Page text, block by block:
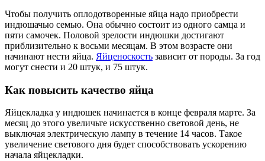
Чтобы получить оплодотворенные яйца надо приобрести
индюшачью семью. Она обычно состоит из одного самца и
пяти самочек. Половой зрелости индюшки достигают
приблизительно к восьми месяцам. В этом возрасте они
начинают нести яйца. Яйценоскость зависит от породы. За год
могут снести и 20 штук, и 75 штук.
Как повысить качество яйца
Яйцекладка у индюшек начинается в конце февраля марте. За
месяц до этого увеличьте искусственно световой день, не
выключая электрическую лампу в течение 14 часов. Такое
увеличение светового дня будет способствовать ускорению
начала яйцекладки.